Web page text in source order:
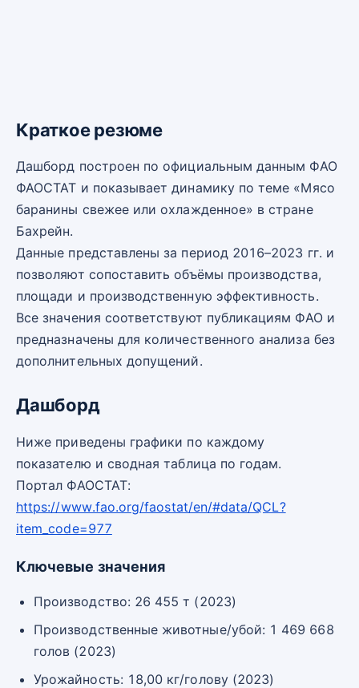
Краткое резюме
Дашборд построен по официальным данным ФАО
ФАОСТАТ и показывает динамику по теме «Мясо
баранины свежее или охлажденное» в стране
Бахрейн.
Данные представлены за период 2016–2023 гг. и
позволяют сопоставить объёмы производства,
площади и производственную эффективность.
Все значения соответствуют публикациям ФАО и
предназначены для количественного анализа без
дополнительных допущений.
Дашборд
Ниже приведены графики по каждому
показателю и сводная таблица по годам.
Портал ФАОСТАТ:
https://www.fao.org/faostat/en/#data/QCL?
item_code=977
Ключевые значения
Производство: 26 455 т (2023)
Производственные животные/убой: 1 469 668
голов (2023)
Урожайность: 18,00 кг/голову (2023)